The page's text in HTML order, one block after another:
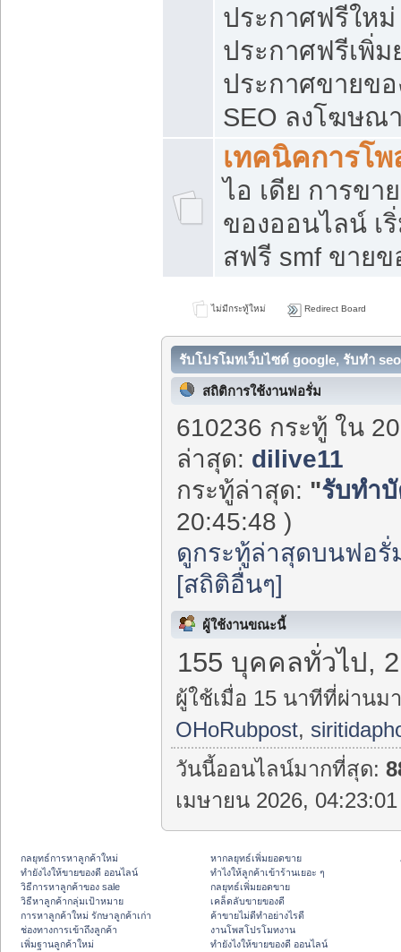
ประกาศฟรีใหม่
ประกาศฟรีเพิ่
ประกาศขายข
SEO ลงโฆษณ
เทคนิคการโ
ไอ เดีย การขา
ของออนไลน์ เ
สฟรี smf ขาย
ไม่มีกระทู้ใหม่ Redirect Board
รับโปรโมทเว็บไซต์ google, รับทำ
สถิติการใช้งานฟอรั่ม
610236 กระทู้ ใน
ล่าสุด: dilive11
กระทู้ล่าสุด: "รับทำ
20:45:48 )
ดูกระทู้ล่าสุดบนฟอรั่
[สถิติอื่นๆ]
ผู้ใช้งานขณะนี้
155 บุคคลทั่วไป,
ผู้ใช้เมื่อ 15 นาทีที่ผ่านม
OHoRubpost,
วันนี้ออนไลน์มากที่สุด:
เมษายน 2026,
กลยุทธ์การหาลูกค้าใหม่
ทํายังไงให้ขายของดี ออนไลน์
วิธีการหาลูกค้าของ sale
วิธีหาลูกค้ากลุ่มเป้าหมาย
การหาลูกค้าใหม่ รักษาลูกค้าเก่า
ช่องทางการเข้าถึงลูกค้า
เพิ่มฐานลูกค้าใหม่
หากลยุทธ์เพิ่มยอดขาย
ทําไงให้ลูกค้าเข้าร้านเยอะ ๆ
กลยุทธ์เพิ่มยอดขาย
เคล็ดลับขายของดี
ค้าขายไม่ดีทำอย่างไรดี
งานโพสโปรโมทงาน
ทํายังไงให้ขายของดี ออนไลน์